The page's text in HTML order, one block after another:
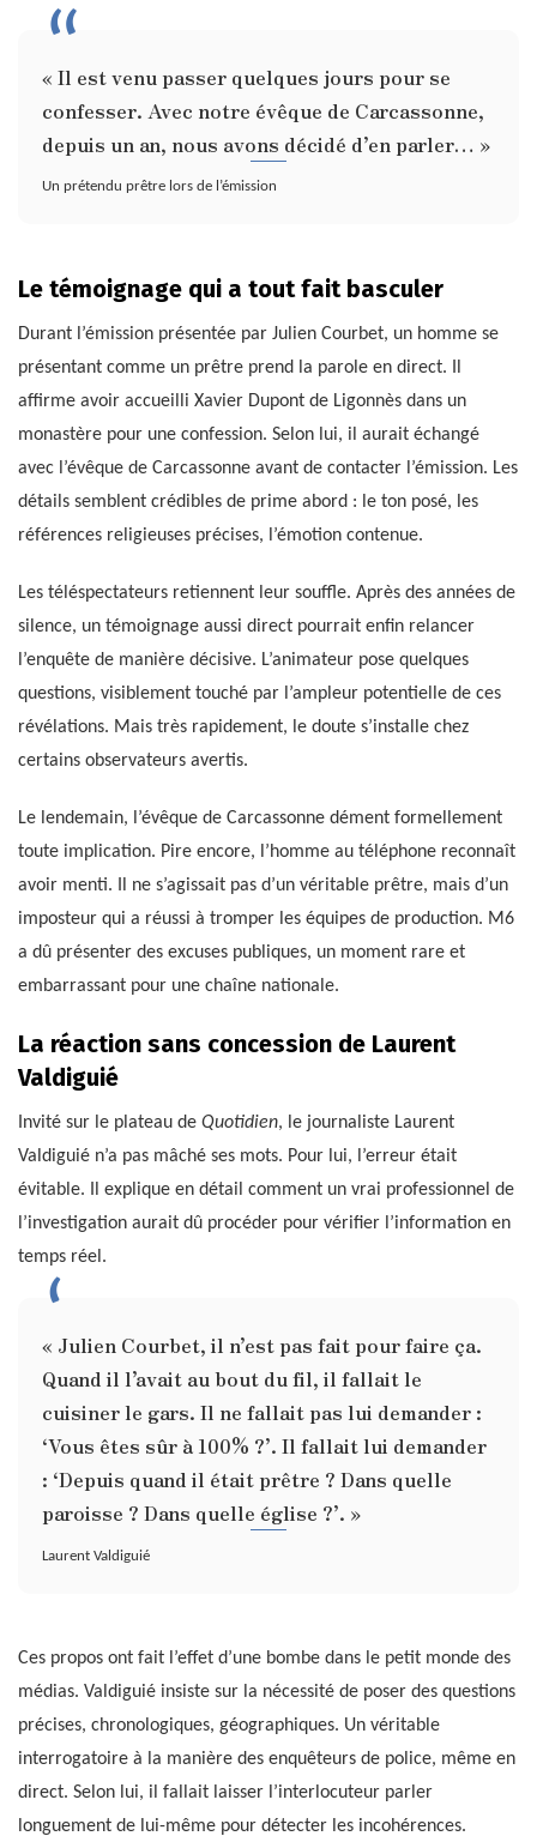
« Il est venu passer quelques jours pour se
confesser. Avec notre évêque de Carcassonne,
depuis un an, nous avons décidé d’en parler… »
Un prétendu prêtre lors de l’émission
Le témoignage qui a tout fait basculer
Durant l’émission présentée par Julien Courbet, un homme se
présentant comme un prêtre prend la parole en direct. Il
affirme avoir accueilli Xavier Dupont de Ligonnès dans un
monastère pour une confession. Selon lui, il aurait échangé
avec l’évêque de Carcassonne avant de contacter l’émission. Les
détails semblent crédibles de prime abord : le ton posé, les
références religieuses précises, l’émotion contenue.
Les téléspectateurs retiennent leur souffle. Après des années de
silence, un témoignage aussi direct pourrait enfin relancer
l’enquête de manière décisive. L’animateur pose quelques
questions, visiblement touché par l’ampleur potentielle de ces
révélations. Mais très rapidement, le doute s’installe chez
certains observateurs avertis.
Le lendemain, l’évêque de Carcassonne dément formellement
toute implication. Pire encore, l’homme au téléphone reconnaît
avoir menti. Il ne s’agissait pas d’un véritable prêtre, mais d’un
imposteur qui a réussi à tromper les équipes de production. M6
a dû présenter des excuses publiques, un moment rare et
embarrassant pour une chaîne nationale.
La réaction sans concession de Laurent
Valdiguié
Invité sur le plateau de Quotidien, le journaliste Laurent
Valdiguié n’a pas mâché ses mots. Pour lui, l’erreur était
évitable. Il explique en détail comment un vrai professionnel de
l’investigation aurait dû procéder pour vérifier l’information en
temps réel.
« Julien Courbet, il n’est pas fait pour faire ça.
Quand il l’avait au bout du fil, il fallait le
cuisiner le gars. Il ne fallait pas lui demander :
‘Vous êtes sûr à 100% ?’. Il fallait lui demander
: ‘Depuis quand il était prêtre ? Dans quelle
paroisse ? Dans quelle église ?’. »
Laurent Valdiguié
Ces propos ont fait l’effet d’une bombe dans le petit monde des
médias. Valdiguié insiste sur la nécessité de poser des questions
précises, chronologiques, géographiques. Un véritable
interrogatoire à la manière des enquêteurs de police, même en
direct. Selon lui, il fallait laisser l’interlocuteur parler
longuement de lui-même pour détecter les incohérences.